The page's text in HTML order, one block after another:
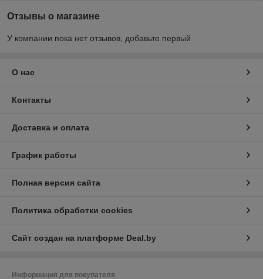
Отзывы о магазине
У компании пока нет отзывов, добавьте первый
О нас
Контакты
Доставка и оплата
График работы
Полная версия сайта
Политика обработки cookies
Сайт создан на платформе Deal.by
Информация для покупателя